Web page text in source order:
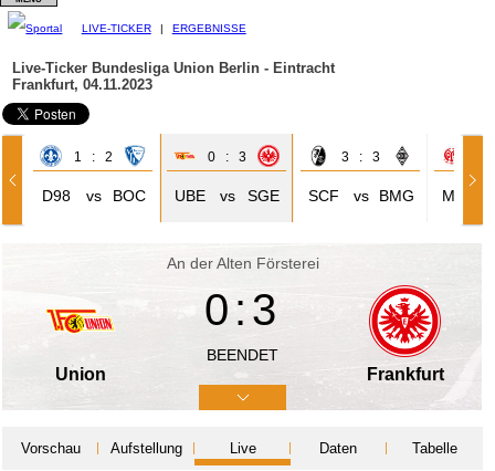
LIVE-TICKER | ERGEBNISSE
Live-Ticker Bundesliga Union Berlin - Eintracht
Frankfurt, 04.11.2023
1 : 2
D98 vs BOC
0 : 3
UBE vs SGE
3 : 3
SCF vs BMG M05
An der Alten Försterei
Union
0:3
BEENDET
Frankfurt
Vorschau Aufstellung Live Daten Tabelle